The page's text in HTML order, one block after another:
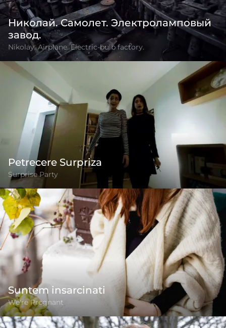
Николай. Самолет. Электроламповый
завод.
Nikolay. Airplane. Electric-bulb factory.
Petrecere Surpriza
Surprise Party
Suntem insarcinati
We're Pregnant